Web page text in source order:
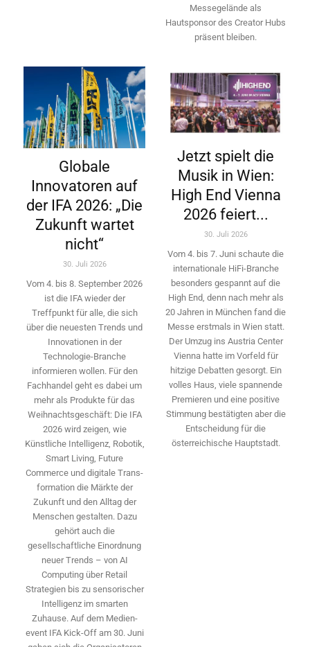
Messegelände als
Hautsponsor des Creator Hubs
präsent bleiben.
Globale
Innovatoren auf
der IFA 2026: „Die
Zukunft wartet
nicht“
30. Juli 2026
Vom 4. bis 8. September 2026
ist die IFA wieder der
Treffpunkt für alle, die sich
über die neuesten Trends und
Innovationen in der
Technologie-­Branche
informieren wollen. Für den
Fachhandel geht es dabei um
mehr als Produkte für das
Weihnachtsgeschäft: Die IFA
2026 wird ­zeigen, wie
Künstliche Intelligenz, Robotik,
Smart Living, Future
Commerce und digitale Trans­
formation die Märkte der
Zukunft und den Alltag der
Menschen gestalten. Dazu
gehört auch die
gesellschaftliche Einordnung
neuer Trends – von AI
Computing über Retail
Strategien bis zu sensorischer
Intelligenz im smarten
Zuhause. Auf dem Medien­
event IFA Kick-Off am 30. Juni
Jetzt spielt die
Musik in Wien:
High End Vienna
2026 feiert...
30. Juli 2026
Vom 4. bis 7. Juni schaute die
internationale HiFi-Branche
besonders gespannt auf die
High End, denn nach mehr als
20 Jahren in München fand die
Messe erstmals in Wien statt.
Der Umzug ins Austria Center
Vienna hatte im Vorfeld für
hitzige Debatten gesorgt. Ein
volles Haus, viele spannende
Premieren und eine positive
Stimmung bestätigten aber die
Entscheidung für die
österreichische Hauptstadt.